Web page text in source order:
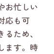
お忙しい
応も可
ため、
ます。時